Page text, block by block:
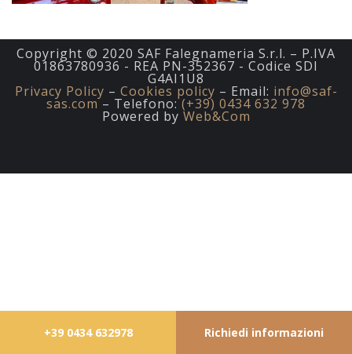
Copyright © 2020 SAF Falegnameria S.r.l. – P.IVA
01863780936 - REA PN-352367 - Codice SDI
G4AI1U8
Privacy Policy – Cookies policy – Email: info@saf-
sas.com– Telefono:(+39) 0434 632 978
Powered by Web&Com
+39 0434 632978 Richiedi informazioni